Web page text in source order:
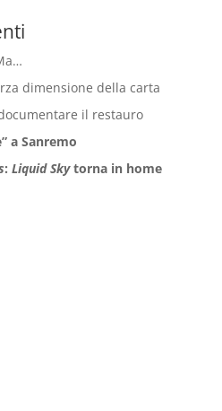
dimensione della carta
il restauro
a Sanremo
: Liquid Skytorna in home